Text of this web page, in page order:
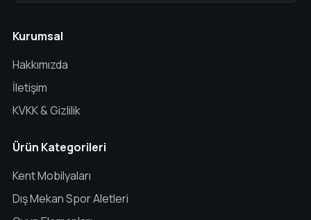
Kurumsal
Hakkımızda
İletişim
KVKK & Gizlilik
Ürün Kategorileri
Kent Mobilyaları
Dış Mekan Spor Aletleri